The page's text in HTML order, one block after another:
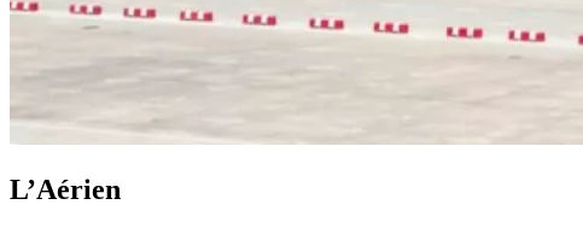
L’Aérien